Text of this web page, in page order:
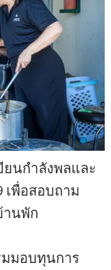
นกำลังพลและ
เพื่อสอบถาม
านพัก
มอบทุนการ